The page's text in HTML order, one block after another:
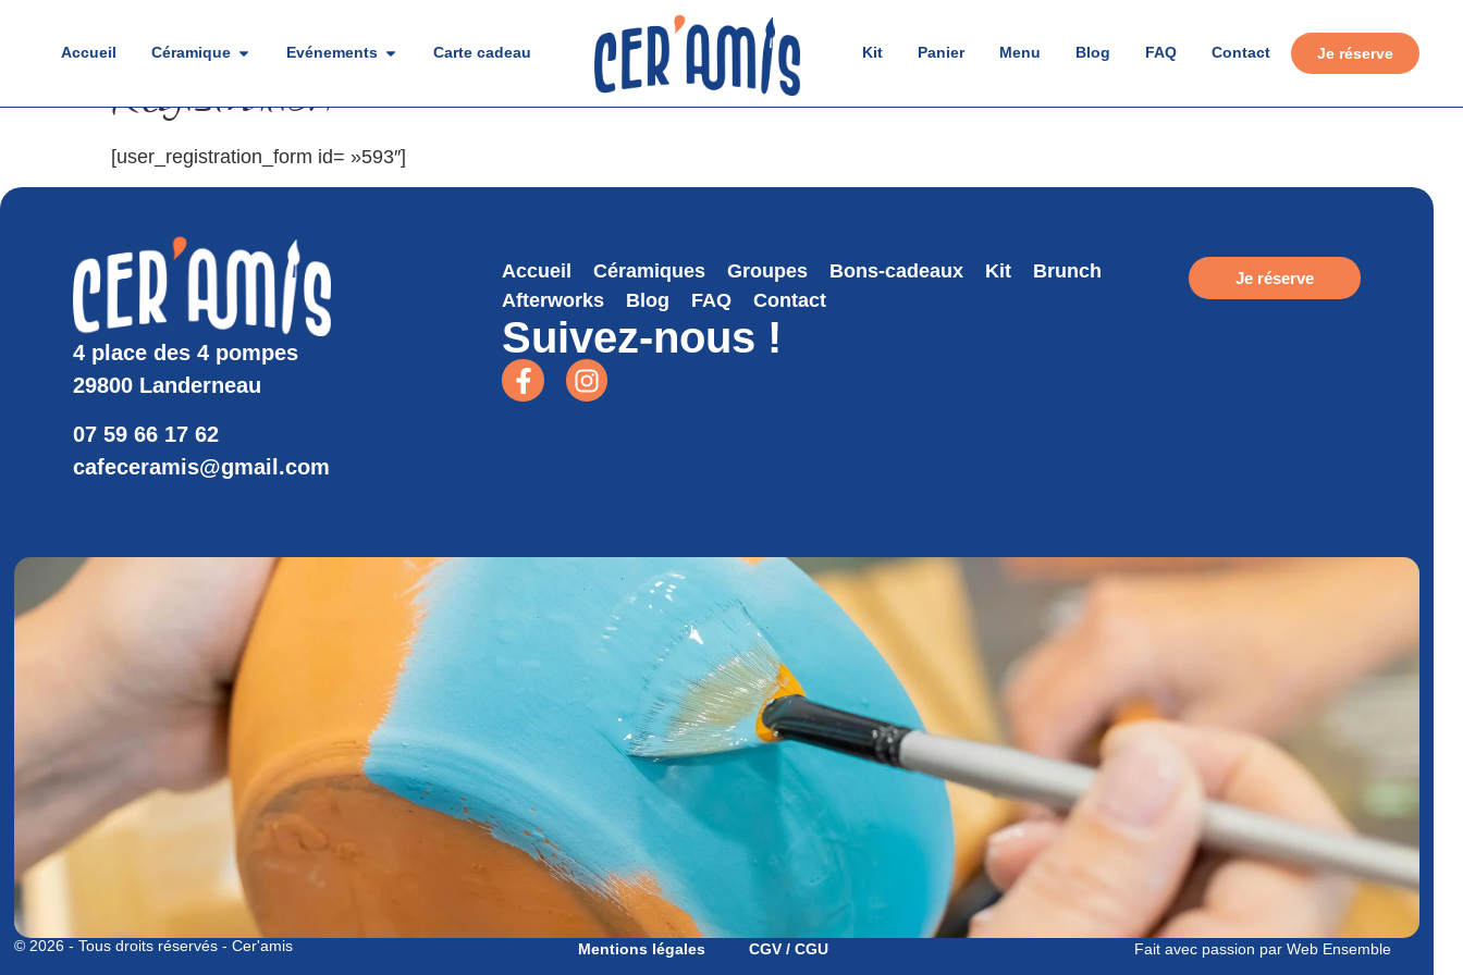
Accueil Céramique Evénements Carte cadeau Kit Panier Menu Blog FAQ Contact Je réserve
Registration
[user_registration_form id= »593″]
4 place des 4 pompes
29800 Landerneau
07 59 66 17 62
cafeceramis@gmail.com
Accueil Céramiques Groupes Bons-cadeaux Kit
Brunch
Afterworks
Blog FAQ Contact
Je réserve
Suivez-nous !
© 2026 - Tous droits réservés - Cer'amis Mentions légales CGV / CGU Fait avec passion par Web Ensemble